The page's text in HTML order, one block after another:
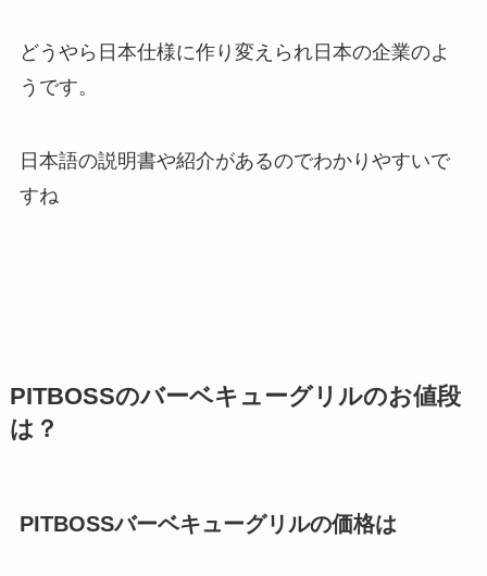
どうやら日本仕様に作り変えられ日本の企業のよ
うです。
日本語の説明書や紹介があるのでわかりやすいで
すね
PITBOSSのバーベキューグリルのお値段
は？
PITBOSSバーベキューグリルの価格は